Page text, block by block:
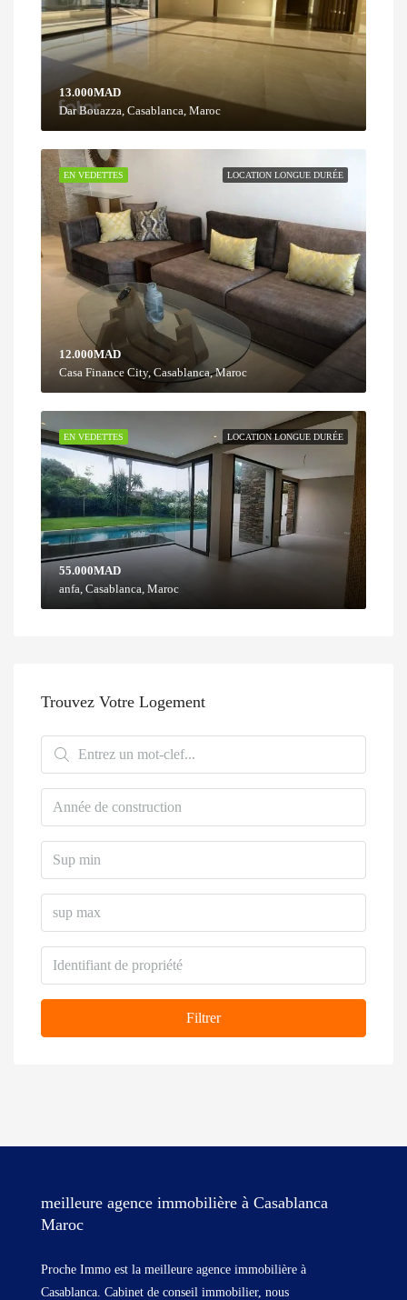
13.000MAD
Dar Bouazza, Casablanca, Maroc
LOCATION LONGUE DURÉE
EN VEDETTES
12.000MAD
Casa Finance City, Casablanca, Maroc
LOCATION LONGUE DURÉE
EN VEDETTES
55.000MAD
anfa, Casablanca, Maroc
Trouvez Votre Logement
Filtrer
meilleure agence immobilière à Casablanca
Maroc
Proche Immo est la meilleure agence immobilière à
Casablanca. Cabinet de conseil immobilier, nous